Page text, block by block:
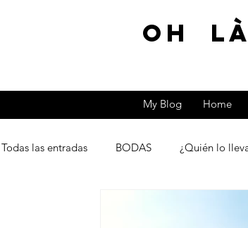
Oh
My Blog Home
Todas las entradas BODAS ¿Quién lo